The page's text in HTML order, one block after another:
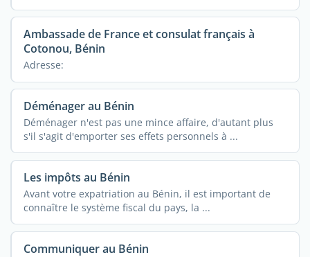
Ambassade de France et consulat français à
Cotonou, Bénin
Adresse:
Déménager au Bénin
Déménager n'est pas une mince affaire, d'autant plus
s'il s'agit d'emporter ses effets personnels à ...
Les impôts au Bénin
Avant votre expatriation au Bénin, il est important de
connaître le système fiscal du pays, la ...
Communiquer au Bénin